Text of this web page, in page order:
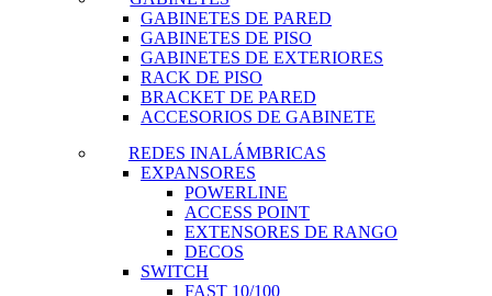
GABINETES DE PARED
GABINETES DE PISO
GABINETES DE EXTERIORES
RACK DE PISO
BRACKET DE PARED
ACCESORIOS DE GABINETE
REDES INALÁMBRICAS
EXPANSORES
POWERLINE
ACCESS POINT
EXTENSORES DE RANGO
DECOS
SWITCH
FAST 10/100